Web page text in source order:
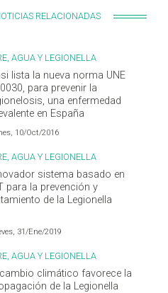
RELACIONADAS
AGUA Y LEGIONELLA
lista la nueva norma UNE
para prevenir la
una enfermedad
en España
10/Oct/2016
AGUA Y LEGIONELLA
sistema basado en
para la prevención y
de la Legionella
31/Ene/2019
AGUA Y LEGIONELLA
climático favorece la
de la Legionella